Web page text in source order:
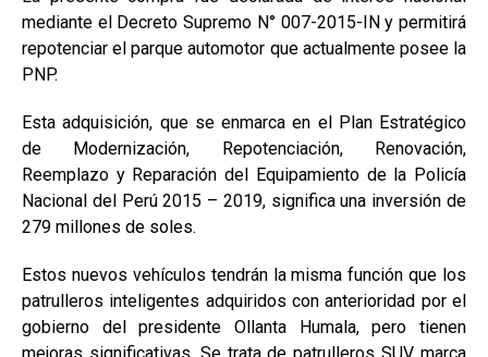
mediante el Decreto Supremo N° 007-2015-IN y permitirá
repotenciar el parque automotor que actualmente posee la
PNP.
Esta adquisición, que se enmarca en el Plan Estratégico
de Modernización, Repotenciación, Renovación,
Reemplazo y Reparación del Equipamiento de la Policía
Nacional del Perú 2015 – 2019, significa una inversión de
279 millones de soles.
Estos nuevos vehículos tendrán la misma función que los
patrulleros inteligentes adquiridos con anterioridad por el
gobierno del presidente Ollanta Humala, pero tienen